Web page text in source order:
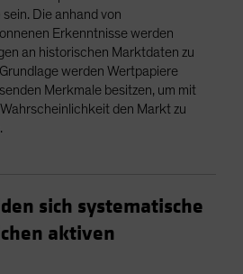
Die anhand von
Erkenntnisse werden
an historischen Marktdaten zu
werden Wertpapiere
Merkmale besitzen, um mit
den Markt zu
sich systematische
aktiven